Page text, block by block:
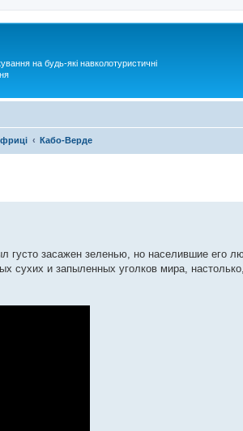
на будь-які навколотуристичні
Кабо-Верде
засажен зеленью, но населившие его
сухих и запыленных уголков мира,